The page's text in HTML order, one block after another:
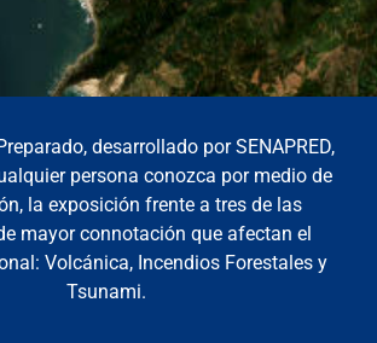
desarrollado por SENAPRED,
persona conozca por medio de
la exposición frente a tres de las
mayor connotación que afectan el
Volcánica, Incendios Forestales y
Tsunami.